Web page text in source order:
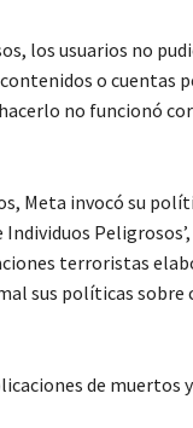
los usuarios no
o cuentas
no funcionó
Meta invocó su
Individuos
terroristas
sus políticas sobre
de muertos